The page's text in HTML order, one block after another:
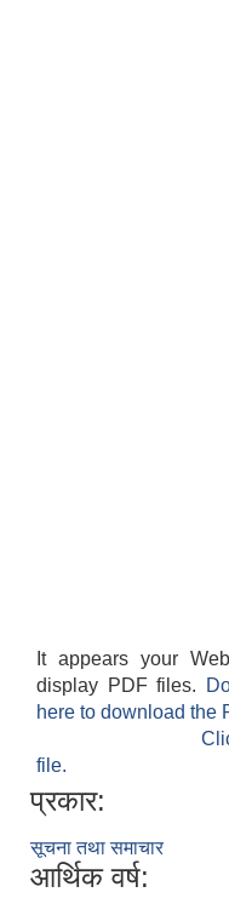
It appears your
display PDF files.
here to download the
file.
प्रकार:
सूचना तथा समाचार
आर्थिक वर्ष: